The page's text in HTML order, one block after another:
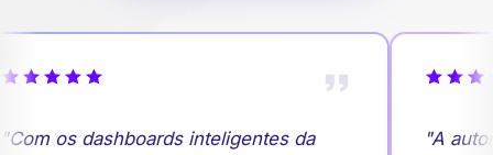
os dashboards inteligentes da
"A